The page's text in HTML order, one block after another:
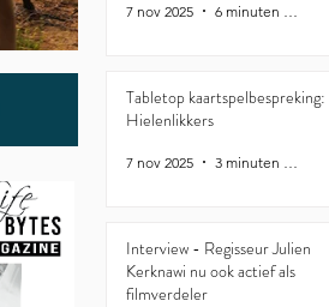
7 nov 2025
Tabletop kaartspelbespreking:
Hielenlikkers
7 nov 2025
Interview - Regisseur Julien
Kerknawi nu ook actief als
filmverdeler